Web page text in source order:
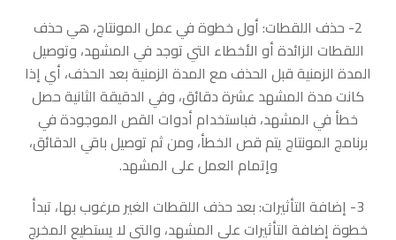
2- حذف اللقطات: أول خطوة في عمل المونتاج، هي حذف
اللقطات الزائدة أو الأخطاء التي توجد في المشهد، وتوصيل
المدة الزمنية قبل الحذف مع المدة الزمنية بعد الحذف، أي إذا
كانت مدة المشهد عشرة دقائق، وفي الدقيقة الثانية حصل
خطأ في المشهد، فباستخدام أدوات القص الموجودة في
برنامج المونتاج يتم قص الخطأ، ومن ثم توصيل باقي الدقائق،
وإتمام العمل على المشهد.
3- إضافة التأثيرات: بعد حذف اللقطات الغير مرغوب بها، تبدأ
خطوة إضافة التأثيرات على المشهد، والتي لا يستطيع المخرج